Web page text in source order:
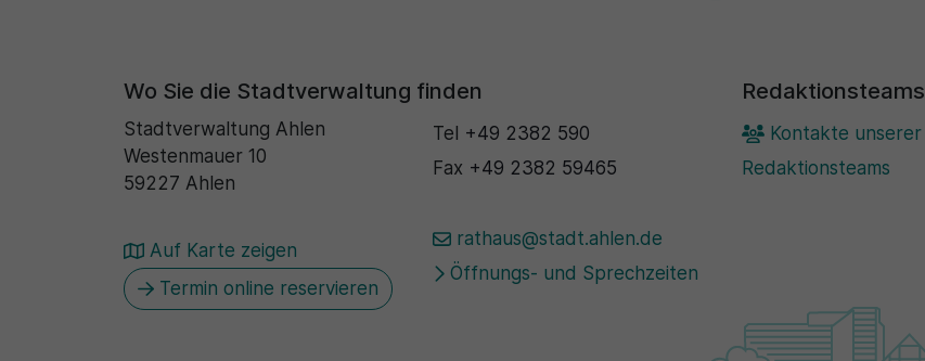
Wo Sie die Stadtverwaltung finden
Stadtverwaltung Ahlen
Westenmauer 10
59227 Ahlen
Auf Karte zeigen
Termin online reservieren
Tel +49 2382 590
Fax +49 2382 59465
rathaus@stadt.ahlen.de
Öffnungs- und Sprechzeiten
Redaktionsteams
Kontakte unserer
Redaktionsteams